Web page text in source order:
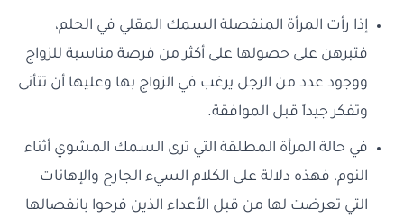
إذا رأت المرأة المنفصلة السمك المقلي في الحلم،
فتبرهن على حصولها على أكثر من فرصة مناسبة للزواج
ووجود عدد من الرجل يرغب في الزواج بها وعليها أن تتأنى
وتفكر جيداً قبل الموافقة.
في حالة المرأة المطلقة التي ترى السمك المشوي أثناء
النوم، فهذه دلالة على الكلام السيء الجارح والإهانات
التي تعرضت لها من قبل الأعداء الذين فرحوا بانفصالها